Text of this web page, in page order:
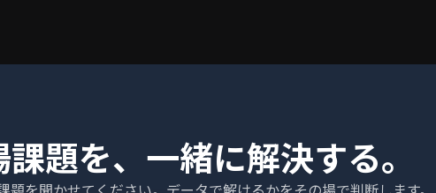
題を、一緒に解決する。